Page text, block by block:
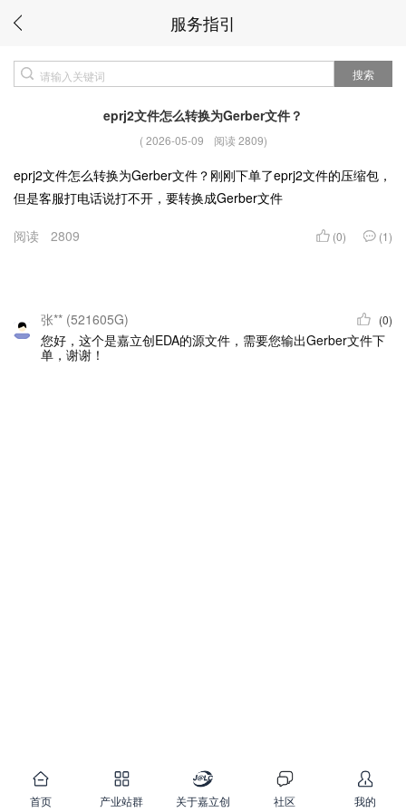
服务指引
搜索
eprj2文件怎么转换为Gerber文件？
(2026-05-09 阅读 2809)
eprj2文件怎么转换为Gerber文件？刚刚下单了eprj2文件的压缩包，
但是客服打电话说打不开，要转换成Gerber文件
阅读 2809 (0) (1)
张** (521605G) (0)
您好，这个是嘉立创EDA的源文件，需要您输出Gerber文件下
单，谢谢！
首页 产业站群 关于嘉立创 社区 我的